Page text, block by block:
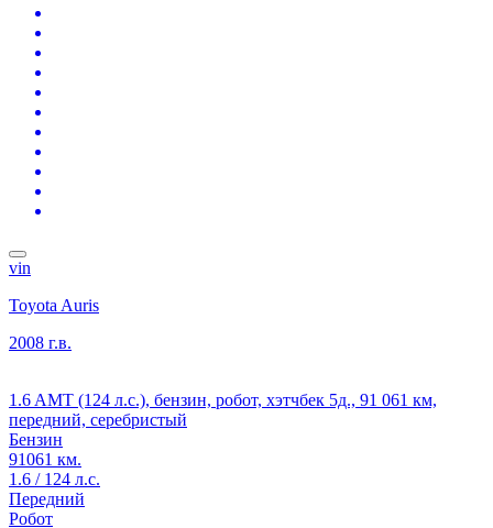
vin
Toyota Auris
2008 г.в.
1.6 AMT (124 л.с.), бензин, робот, хэтчбек 5д., 91 061 км,
передний, серебристый
Бензин
91061 км.
1.6 / 124 л.с.
Передний
Робот